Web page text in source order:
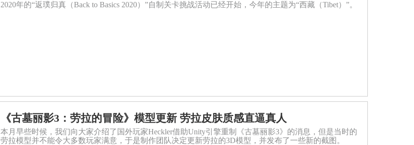
2020年的“返璞归真（Back to Basics 2020）”自制关卡挑战活动已经开始，今年的主题为“西藏（Tibet）”。
《古墓丽影3：劳拉的冒险》模型更新 劳拉皮肤质感直逼真人
本月早些时候，我们向大家介绍了国外玩家Heckler借助Unity引擎重制《古墓丽影3》的消息，但是当时的
劳拉模型并不能令大多数玩家满意，于是制作团队决定更新劳拉的3D模型，并发布了一些新的截图。